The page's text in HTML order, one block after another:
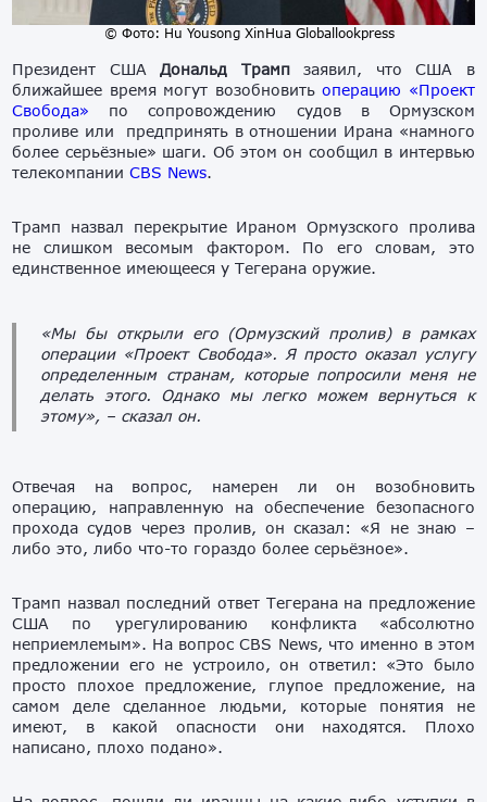
© Фото: Hu Yousong XinHua Globallookpress
Президент СШАДональд Трампзаявил, что США в
ближайшее время могут возобновитьоперацию «Проект
Cвобода» по сопровождению судов в Ормузском
проливе или предпринять в отношении Ирана «намного
более серьёзные» шаги. Об этом он сообщил в интервью
телекомпанииCBS News.
Трамп назвал перекрытие Ираном Ормузского пролива
не слишком весомым фактором. По его словам, это
единственное имеющееся у Тегерана оружие.
«Мы бы открыли его (Ормузский пролив) в рамках
операции «Проект Cвобода». Я просто оказал услугу
определенным странам, которые попросили меня не
делать этого. Однако мы легко можем вернуться к
этому», – сказал он.
Отвечая на вопрос, намерен лион
возобновить
операцию, направленную на обеспечение
безопасного
прохода судов через пролив, он сказал: «Я не знаю –
либо это, либо что-то гораздо более серьёзное».
Трамп назвал последний ответ Тегерана на предложение
США по урегулированию конфликта «абсолютно
неприемлемым». На вопрос CBS News, что именно в этом
предложении его не устроило, он ответил: «Это было
просто
плохое предложение, глупое предложение, на
самом деле сделанное людьми, которые понятияне
имеют, в какой опасности они находятся.
Плохо
написано, плохо подано».